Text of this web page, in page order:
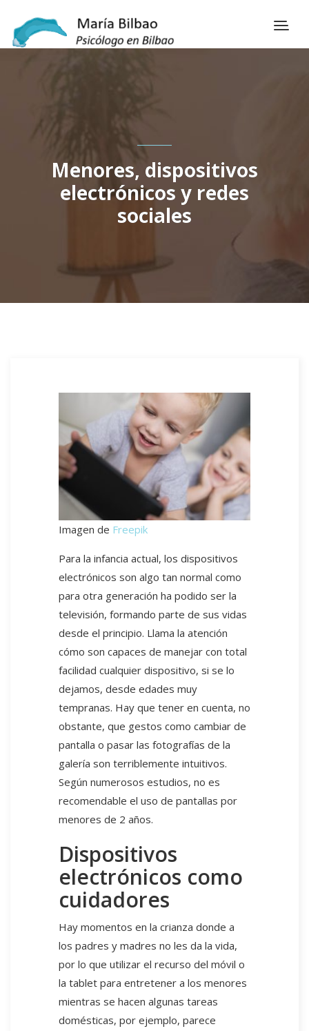
Menores, dispositivos
electrónicos y redes
sociales
Imagen de Freepik
Para la infancia actual, los dispositivos
electrónicos son algo tan normal como
para otra generación ha podido ser la
televisión, formando parte de sus vidas
desde el principio. Llama la atención
cómo son capaces de manejar con total
facilidad cualquier dispositivo, si se lo
dejamos, desde edades muy
tempranas. Hay que tener en cuenta, no
obstante, que gestos como cambiar de
pantalla o pasar las fotografías de la
galería son terriblemente intuitivos.
Según numerosos estudios, no es
recomendable el uso de pantallas por
menores de 2 años.
Dispositivos
electrónicos como
cuidadores
Hay momentos en la crianza donde a
los padres y madres no les da la vida,
por lo que utilizar el recurso del móvil o
la tablet para entretener a los menores
mientras se hacen algunas tareas
domésticas, por ejemplo, parece